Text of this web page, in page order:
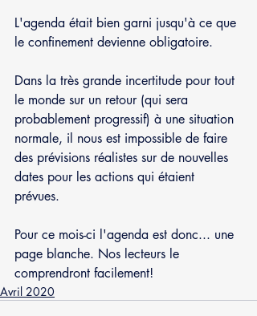
L'agenda était bien garni jusqu'à ce que
le confinement devienne obligatoire.
Dans la très grande incertitude pour tout
le monde sur un retour (qui sera
probablement progressif) à une situation
normale, il nous est impossible de faire
des prévisions réalistes sur de nouvelles
dates pour les actions qui étaient
prévues.
Pour ce mois-ci l'agenda est donc... une
page blanche. Nos lecteurs le
comprendront facilement!
Avril 2020